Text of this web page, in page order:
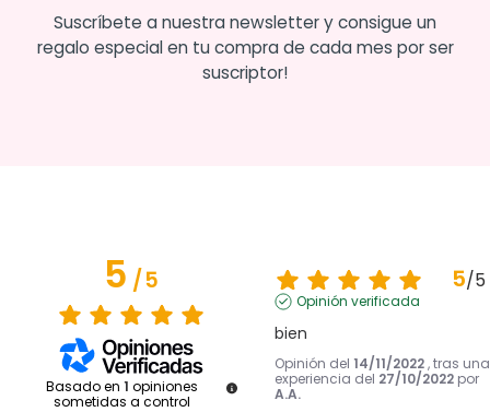
Suscríbete a nuestra newsletter y consigue un
regalo especial en tu compra de cada mes por ser
suscriptor!
5/5
Basado en 1 opiniones
sometidas a control
5/5
Opinión verificada
bien
Opinión del 14/11/2022 , tras una
experiencia del 27/10/2022 por
A.A.